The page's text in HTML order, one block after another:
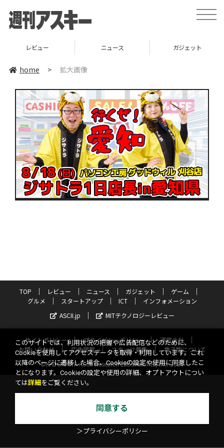
toggle
レビュー ニュース ガジェット
home > 拡大画像
TOP レビュー ニュース ガジェット
ゲーム
グルメ
スタートアップ ICT
インフォメーション
ASCII.jp
MITテクノロジーレビュー
サイトポリシー プライバシーポリシー
運営会社
お問い合わせ
広告掲載 スタッフ募集
電子版について
©KADOKAWA ASCII Research Laboratories, Inc. 2026
このサイトでは、利用状況の把握や広告配信などのために、
Cookieを使用してアクセスデータを取得・利用しています。これ
以降のページに遷移した場合、Cookieの設定や使用に同意したこ
とになります。Cookieの設定や使用の詳細、オプトアウトについ
ては詳細 をご覧ください。
同意する
＞プライバシーポリシー